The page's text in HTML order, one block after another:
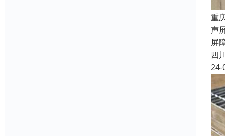
重
声
屏
四
24-